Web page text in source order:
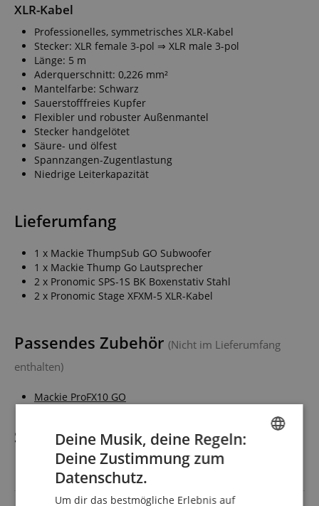
XLR-Kabel
Professionelles, symmetrisches XLR-Kabel
Stecker: XLR female 3-pol ⇒ XLR male 3-pol
Länge: 5 m
Aderquerschnitt: 0,226 mm²
Mantelfarbe: Schwarz
Sauerstofffreies Kupfer
Flexibler und robuster Außenmantel
Stecker handgelötet
Säure- und ölfest
Spannzangen-Zugentlastung
Niedrige Leiterkapazität
Lieferumfang
1 x Mackie ThumpSub GO Subwoofer
1 x Mackie Thump Go Lautsprecher
2 x Pronomic SPS-1S BK Boxenstativ Stahl
2 x Pronomic Stage XFXM-5 XLR-Kabel
Passendes Zubehör (Nicht im Lieferumfang
enthalten)
Mackie ProFX10 GO
Spezifikation
Artikelnummer
Deine Musik, deine Regeln:
Deine Zustimmung zum
Datenschutz.
Um dir das bestmögliche Erlebnis auf